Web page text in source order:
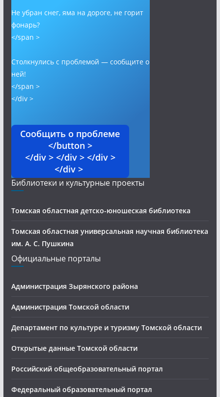
Не убран снег, яма на дороге, не горит
фонарь?
</span >
Столкнулись с проблемой — сообщите о
ней!
</span >
</div >
Сообщить о проблеме
</button >
</div > </div > </div >
</div >
Библиотеки и культурные проекты
Томская областная детско-юношеская библиотека
Томская областная универсальная научная библиотека
им. А. С. Пушкина
Официальные порталы
Администрация Зырянского района
Администрация Томской области
Департамент по культуре и туризму Томской области
Открытые данные Томской области
Российский общеобразовательный портал
Федеральный образовательный портал